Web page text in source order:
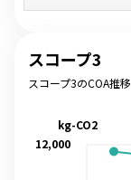
スコープ3
スコープ3のCOA推移
12,000
kg-CO2